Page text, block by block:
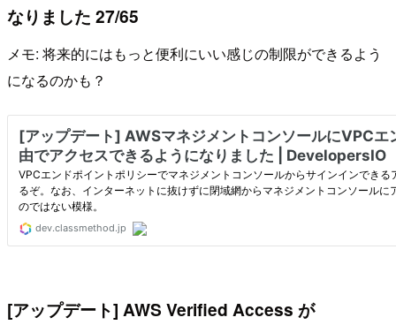
なりました 27/65
メモ: 将来的にはもっと便利にいい感じの制限ができるよう
になるのかも？
[アップデート] AWS Verified Access が